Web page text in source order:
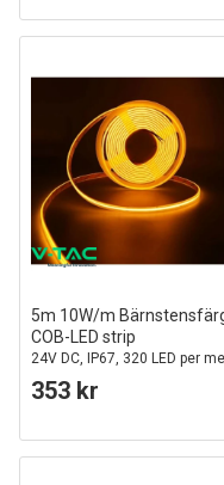
5m 10W/m
COB-LED strip
24V DC, IP67, 320 LED per
COB LED
353 kr